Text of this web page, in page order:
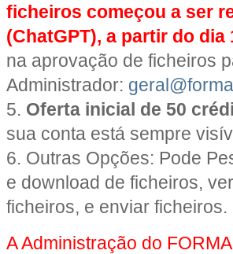
ficheiros começou a ser
(ChatGPT), a partir do dia
na aprovação de ficheiros
Administrador:
5. Oferta inicial de 50
sua conta está sempre
6. Outras Opções: Pode
e download de ficheiros,
ficheiros, e enviar ficheiros.
A Administração do